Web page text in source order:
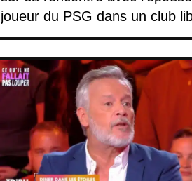
joueur du PSG dans un club